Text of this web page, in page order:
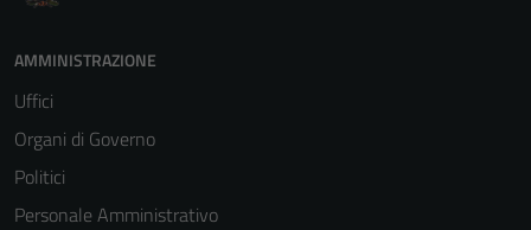
AMMINISTRAZIONE
Uffici
Organi di Governo
Politici
Personale Amministrativo